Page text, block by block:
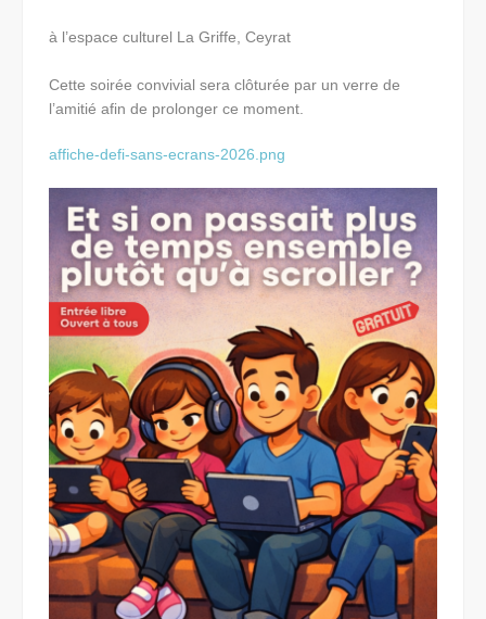
à l’espace culturel La Griffe, Ceyrat
Cette soirée convivial sera clôturée par un verre de
l’amitié afin de prolonger ce moment.
affiche-defi-sans-ecrans-2026.png